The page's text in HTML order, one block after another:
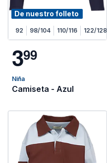
De nuestro folleto
92 98/104 110/116 122/128
399
Niña
Camiseta - Azul